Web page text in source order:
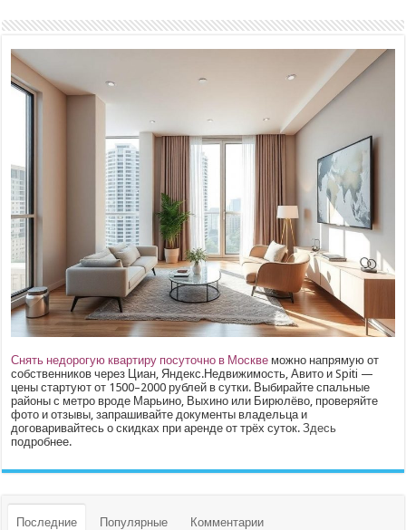
Снять недорогую квартиру посуточно в Москве можно напрямую от
собственников через Циан, Яндекс.Недвижимость, Авито и Spiti —
цены стартуют от 1500–2000 рублей в сутки. Выбирайте спальные
районы с метро вроде Марьино, Выхино или Бирюлёво, проверяйте
фото и отзывы, запрашивайте документы владельца и
договаривайтесь о скидках при аренде от трёх суток.Здесь
подробнее.
Последние Популярные Комментарии